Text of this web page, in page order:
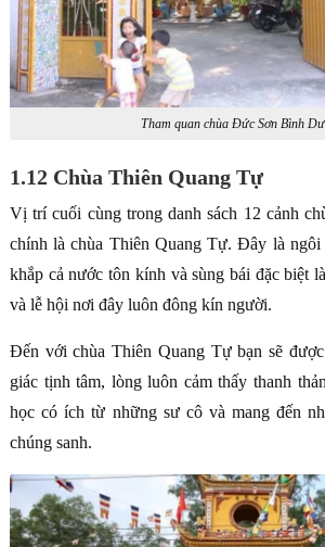
Tham quan chùa Đức Sơn Bình
1.12 Chùa Thiên Quang Tự
Vị trí cuối cùng trong danh sách 12 cảnh
chính là chùa Thiên Quang Tự. Đây là ngôi
khắp cả nước tôn kính và sùng bái đặc biệt
và lễ hội nơi đây luôn đông kín người.
Đến với chùa Thiên Quang Tự bạn sẽ
giác tịnh tâm, lòng luôn cảm thấy thanh
học có ích từ những sư cô và mang đến
chúng sanh.